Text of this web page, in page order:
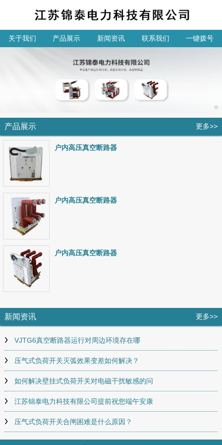
关于我们 产品展示 新闻资讯 联系我们 一键拨号
产品展示 更多>>
户内高压真空断路器
户内高压真空断路器
户内高压真空断路器
新闻资讯 更多>>
VJTG6真空断路器运行对周边环境存在哪
压气式负荷开关灭弧效果变差如何解决？
如何解决壁挂式负荷开关对电磁干扰敏感的问
江苏锦泰电力科技有限公司提前祝您端午安康
压气式负荷开关合闸困难是什么原因？